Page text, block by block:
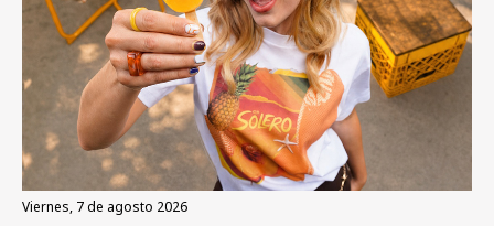
viernes, 7 de agosto 2026